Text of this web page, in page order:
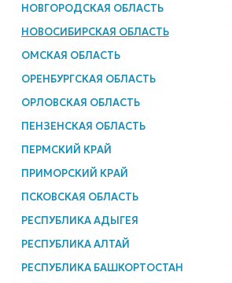
НОВГОРОДСКАЯ ОБЛАСТЬ
НОВОСИБИРСКАЯ ОБЛАСТЬ
ОМСКАЯ ОБЛАСТЬ
ОРЕНБУРГСКАЯ ОБЛАСТЬ
ОРЛОВСКАЯ ОБЛАСТЬ
ПЕНЗЕНСКАЯ ОБЛАСТЬ
ПЕРМСКИЙ КРАЙ
ПРИМОРСКИЙ КРАЙ
ПСКОВСКАЯ ОБЛАСТЬ
РЕСПУБЛИКА АДЫГЕЯ
РЕСПУБЛИКА АЛТАЙ
РЕСПУБЛИКА БАШКОРТОСТАН